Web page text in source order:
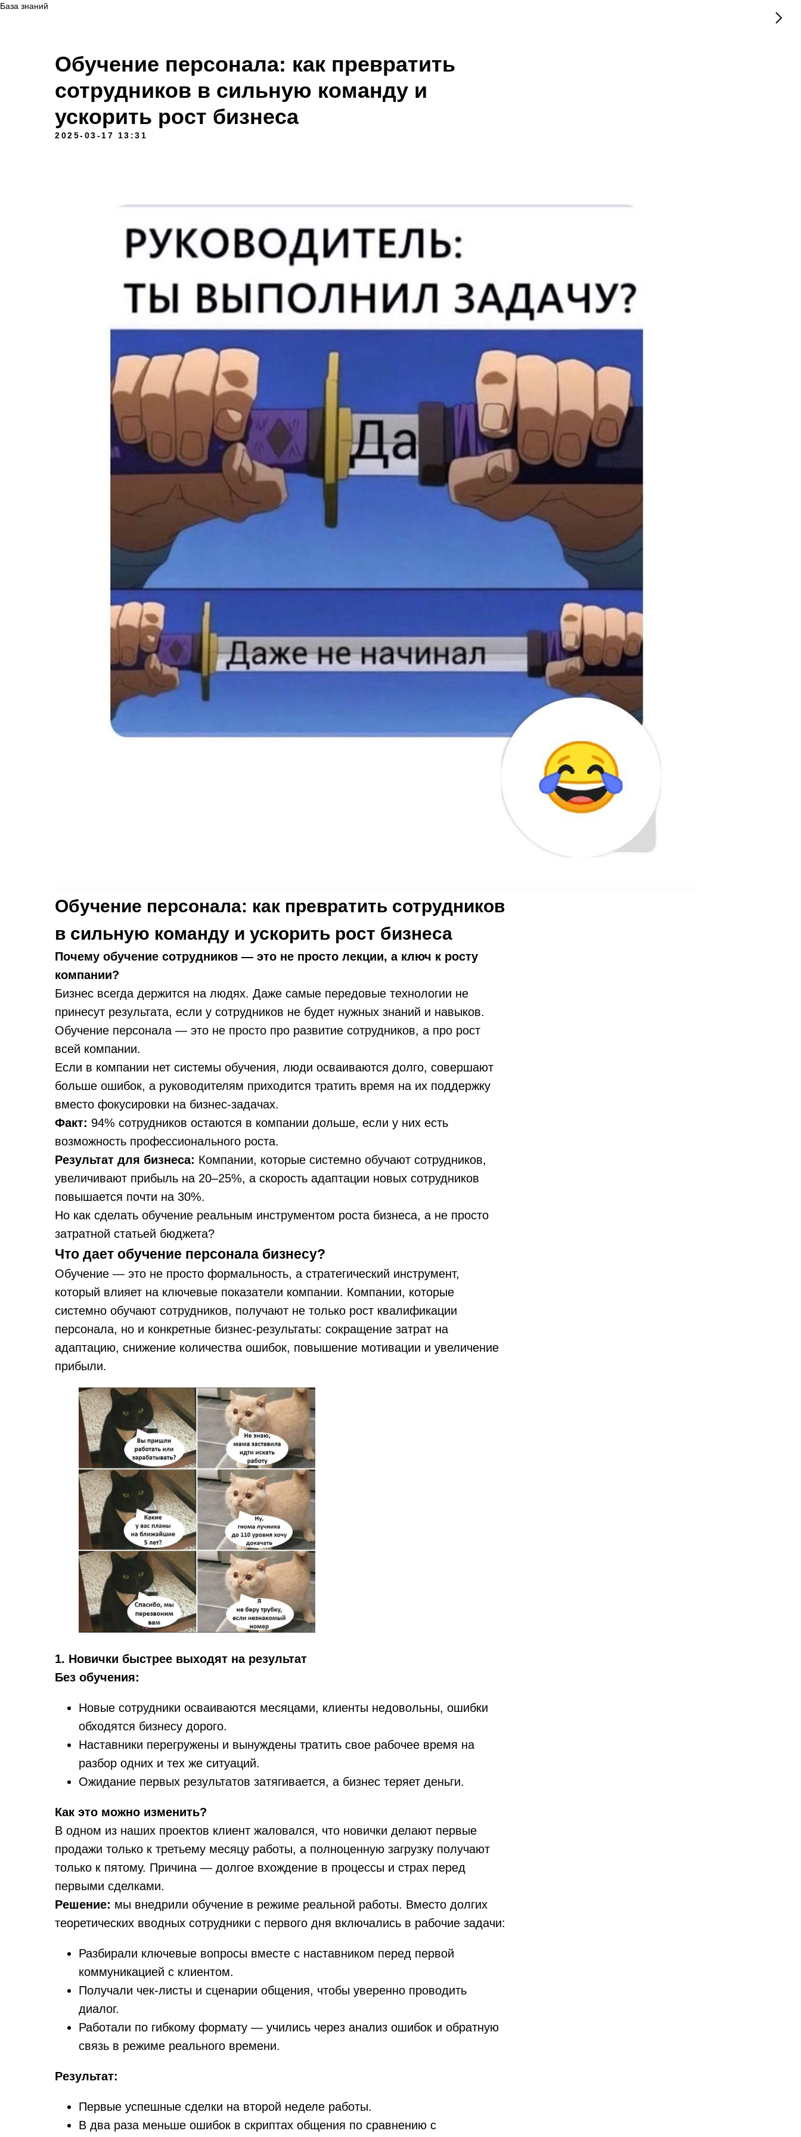
База знаний
Обучение персонала: как превратить
сотрудников в сильную команду и
ускорить рост бизнеса
2025-03-17 13:31
Обучение персонала: как превратить сотрудников
в сильную команду и ускорить рост бизнеса
Почему обучение сотрудников — это не просто лекции, а ключ к росту
компании?
Бизнес всегда держится на людях. Даже самые передовые технологии не
принесут результата, если у сотрудников не будет нужных знаний и навыков.
Обучение персонала — это не просто про развитие сотрудников, а про рост
всей компании.
Если в компании нет системы обучения, люди осваиваются долго, совершают
больше ошибок, а руководителям приходится тратить время на их поддержку
вместо фокусировки на бизнес-задачах.
Факт: 94% сотрудников остаются в компании дольше, если у них есть
возможность профессионального роста.
Результат для бизнеса: Компании, которые системно обучают сотрудников,
увеличивают прибыль на 20–25%, а скорость адаптации новых сотрудников
повышается почти на 30%.
Но как сделать обучение реальным инструментом роста бизнеса, а не просто
затратной статьей бюджета?
Что дает обучение персонала бизнесу?
Обучение — это не просто формальность, а стратегический инструмент,
который влияет на ключевые показатели компании. Компании, которые
системно обучают сотрудников, получают не только рост квалификации
персонала, но и конкретные бизнес-результаты: сокращение затрат на
адаптацию, снижение количества ошибок, повышение мотивации и увеличение
прибыли.
1. Новички быстрее выходят на результат
Без обучения:
Новые сотрудники осваиваются месяцами, клиенты недовольны, ошибки
обходятся бизнесу дорого.
Наставники перегружены и вынуждены тратить свое рабочее время на
разбор одних и тех же ситуаций.
Ожидание первых результатов затягивается, а бизнес теряет деньги.
Как это можно изменить?
В одном из наших проектов клиент жаловался, что новички делают первые
продажи только к третьему месяцу работы, а полноценную загрузку получают
только к пятому. Причина — долгое вхождение в процессы и страх перед
первыми сделками.
Решение: мы внедрили обучение в режиме реальной работы. Вместо долгих
теоретических вводных сотрудники с первого дня включались в рабочие задачи:
Разбирали ключевые вопросы вместе с наставником перед первой
коммуникацией с клиентом.
Получали чек-листы и сценарии общения, чтобы уверенно проводить
диалог.
Работали по гибкому формату — учились через анализ ошибок и обратную
связь в режиме реального времени.
Результат:
Первые успешные сделки на второй неделе работы.
В два раза меньше ошибок в скриптах общения по сравнению с